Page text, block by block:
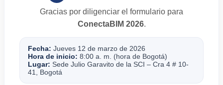
Gracias por diligenciar el formulario para
ConectaBIM 2026.
Fecha: Jueves 12 de marzo de 2026
Hora de inicio: 8:00 a. m. (hora de Bogotá)
Lugar: Sede Julio Garavito de la SCI – Cra 4 # 10-
41, Bogotá